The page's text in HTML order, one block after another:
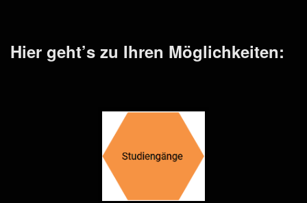
Hier geht’s zu Ihren Möglichkeiten: